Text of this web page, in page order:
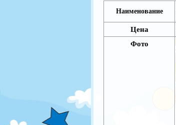
Наименование
Цена
Фото